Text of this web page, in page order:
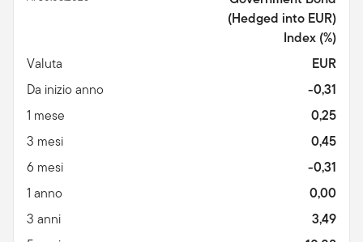
(Hedged into EUR)
Index (%)
Valuta
EUR
Da inizio anno
-0,31
1 mese
0,25
3 mesi
0,45
6 mesi
-0,31
1 anno
0,00
3 anni
3,49